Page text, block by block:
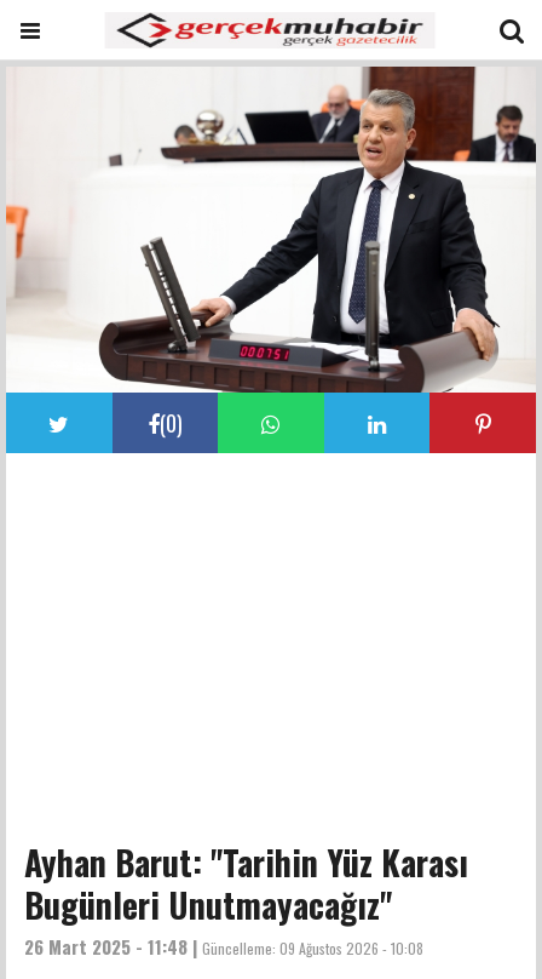
(0)
Ayhan Barut: "Tarihin Yüz Karası
Bugünleri Unutmayacağız"
26 Mart 2025 - 11:48 | Güncelleme: 09 Ağustos 2026 - 10:08